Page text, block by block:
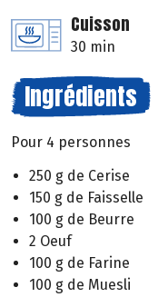
Cuisson
30 min
Ingrédients
Pour 4 personnes
250 g de Cerise
150 g de Faisselle
100 g de Beurre
2 Oeuf
100 g de Farine
100 g de Muesli